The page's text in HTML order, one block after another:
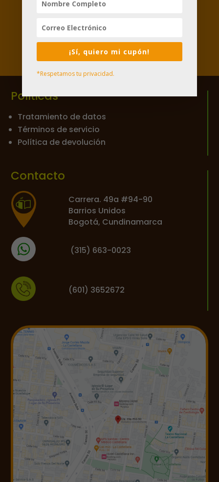

Políticas
Tratamiento de datos
Términos de servicio
Política de devolución
Contacto
Carrera. 49a #94-90
Barrios Unidos
Bogotá, Cundinamarca
(315) 663-0023
(601) 3652672
¡Sí, quiero mi cupón!
*Respetamos tu privacidad.